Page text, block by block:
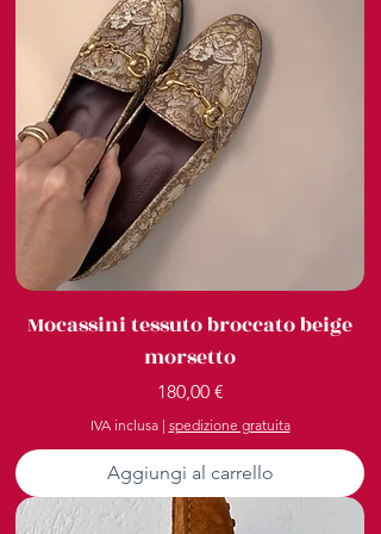
Mocassini tessuto broccato beige
morsetto
Prezzo
180,00 €
IVA inclusa| spedizione gratuita
Aggiungi al carrello